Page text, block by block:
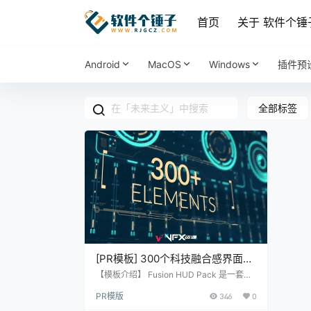
首页 关于 软件个锤
Android MacOS Windows 插件预
全部标签
[PR模板] 300个科技融合感界面图
形元素动画 Fusion HUD Pack
【模板介绍】 Fusion HUD Pack 是一套包
的PR模板。它采用模块化结构，提供全局
PR模版 346 0